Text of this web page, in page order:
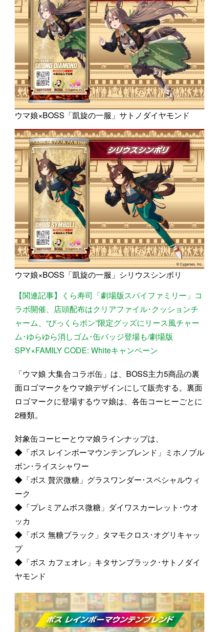
ウマ娘×BOSS「凱旋の一服」サトノダイヤモンド
ウマ娘×BOSS「凱旋の一服」シリウスシンボリ
【関連記事】くら寿司「劇場版スパイファミリー」コ
ラボ開催、店頭配布はクリアファイル･クッションチ
ャーム、“びっくらポン”限定グッズにリース風チャー
ム･ゆらゆら消しゴム･缶バッジ登場も/劇場版
SPY×FAMILY CODE: Whiteキャンペーン
「ウマ娘 大集合コラボ缶」は、BOSS主力5商品の裏
面ロゴマークをウマ娘デザインにして販売する。裏面
ロゴマークに登場するウマ娘は、各缶コーヒーごとに
2種類。
対象缶コーヒーとウマ娘ラインナップは、
◆「ボス レインボーマウンテンブレンド」ミホノブル
ボン･ライスシャワー
◆「ボス 贅沢微糖」グラスワンダー･スペシャルウィ
ーク
◆「プレミアムボス微糖」ダイワスカーレット･ウオ
ッカ
◆「ボス 無糖ブラック」タマモクロス･オグリキャッ
プ
◆「ボス カフェオレ」キタサンブラック･サトノダイ
ヤモンド